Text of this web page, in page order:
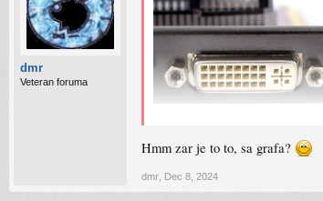
dmr
Veteran foruma
Hmm zar je to to, sa grafa?
dmr Dec 8, 2024